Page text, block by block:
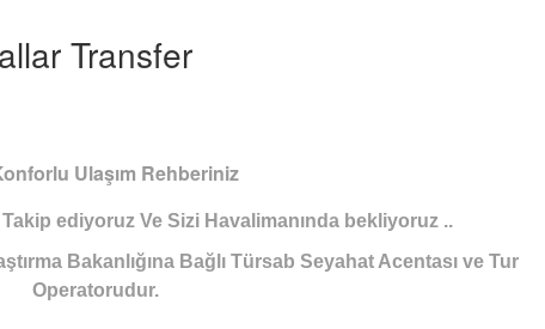
Transfer
Ulaşım Rehberiniz
Takip ediyoruz Ve Sizi Havalimanında bekliyoruz ..
Bakanlığına Bağlı Türsab Seyahat Acentası ve Tur
Operatorudur.